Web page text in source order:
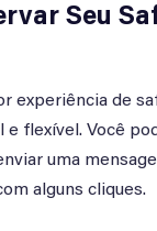
Seu
experiência de
e flexível. Você
uma
alguns cliques.